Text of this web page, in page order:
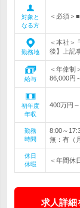
対象と
なる方
＜必須＞
勤務地
＜本社＞
後】上記
給与
＜年俸制
86,000円
初年度
年収
400万円
勤務
時間
8:00～
無：有（
休日
休暇
＜年間休
求人詳細